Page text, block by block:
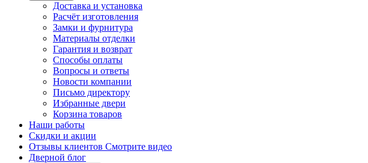
Доставка и установка
Расчёт изготовления
Замки и фурнитура
Материалы отделки
Гарантия и возврат
Способы оплаты
Вопросы и ответы
Новости компании
Письмо директору
Избранные двери
Корзина товаров
Наши работы
Скидки и акции
Отзывы клиентов Смотрите видео
Дверной блог